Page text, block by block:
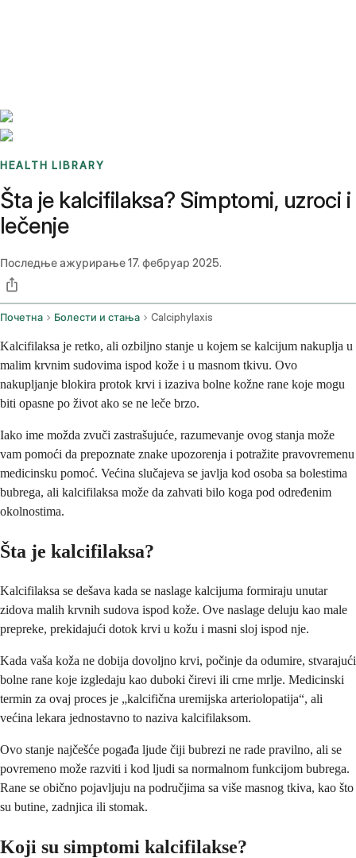
HEALTH LIBRARY
Šta je kalcifilaksa? Simptomi, uzroci i
lečenje
Последње ажурирање17. фебруар 2025.
Почетна Болести и стања Calciphylaxis
Kalcifilaksa je retko, ali ozbiljno stanje u kojem se kalcijum nakuplja u
malim krvnim sudovima ispod kože i u masnom tkivu. Ovo
nakupljanje blokira protok krvi i izaziva bolne kožne rane koje mogu
biti opasne po život ako se ne leče brzo.
Iako ime možda zvuči zastrašujuće, razumevanje ovog stanja može
vam pomoći da prepoznate znake upozorenja i potražite pravovremenu
medicinsku pomoć. Većina slučajeva se javlja kod osoba sa bolestima
bubrega, ali kalcifilaksa može da zahvati bilo koga pod određenim
okolnostima.
Šta je kalcifilaksa?
Kalcifilaksa se dešava kada se naslage kalcijuma formiraju unutar
zidova malih krvnih sudova ispod kože. Ove naslage deluju kao male
prepreke, prekidajući dotok krvi u kožu i masni sloj ispod nje.
Kada vaša koža ne dobija dovoljno krvi, počinje da odumire, stvarajući
bolne rane koje izgledaju kao duboki čirevi ili crne mrlje. Medicinski
termin za ovaj proces je „kalcifična uremijska arteriolopatija“, ali
većina lekara jednostavno to naziva kalcifilaksom.
Ovo stanje najčešće pogađa ljude čiji bubrezi ne rade pravilno, ali se
povremeno može razviti i kod ljudi sa normalnom funkcijom bubrega.
Rane se obično pojavljuju na područjima sa više masnog tkiva, kao što
su butine, zadnjica ili stomak.
Koji su simptomi kalcifilakse?